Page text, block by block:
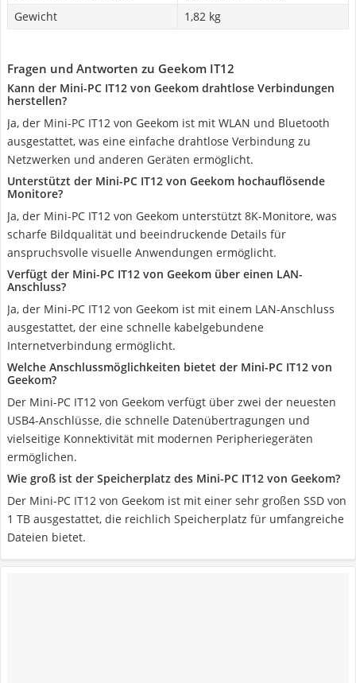
Gewicht
1,82 kg
Fragen und Antworten zu Geekom IT12
Kann der Mini-PC IT12 von Geekom drahtlose Verbindungen
herstellen?
Ja, der Mini-PC IT12 von Geekom ist mit WLAN und Bluetooth
ausgestattet, was eine einfache drahtlose Verbindung zu
Netzwerken und anderen Geräten ermöglicht.
Unterstützt der Mini-PC IT12 von Geekom hochauflösende
Monitore?
Ja, der Mini-PC IT12 von Geekom unterstützt 8K-Monitore, was
scharfe Bildqualität und beeindruckende Details für
anspruchsvolle visuelle Anwendungen ermöglicht.
Verfügt der Mini-PC IT12 von Geekom über einen LAN-
Anschluss?
Ja, der Mini-PC IT12 von Geekom ist mit einem LAN-Anschluss
ausgestattet, der eine schnelle kabelgebundene
Internetverbindung ermöglicht.
Welche Anschlussmöglichkeiten bietet der Mini-PC IT12 von
Geekom?
Der Mini-PC IT12 von Geekom verfügt über zwei der neuesten
USB4-Anschlüsse, die schnelle Datenübertragungen und
vielseitige Konnektivität mit modernen Peripheriegeräten
ermöglichen.
Wie groß ist der Speicherplatz des Mini-PC IT12 von Geekom?
Der Mini-PC IT12 von Geekom ist mit einer sehr großen SSD von
1 TB ausgestattet, die reichlich Speicherplatz für umfangreiche
Dateien bietet.